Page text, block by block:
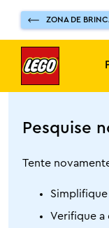
ZONA DE
Pesquise
Tente
Simplifique
Verifique a